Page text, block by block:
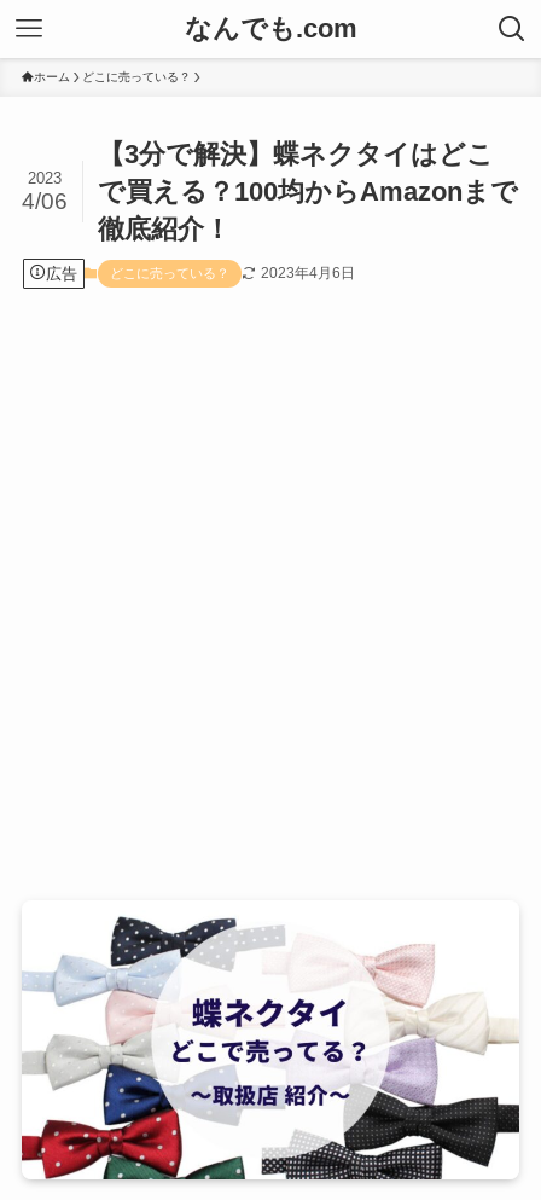
なんでも.com
ホーム どこに売っている？
【3分で解決】蝶ネクタイはどこ
で買える？100均からAmazonまで
徹底紹介！
2023
4/06
広告 どこに売っている？ 2023年4月6日